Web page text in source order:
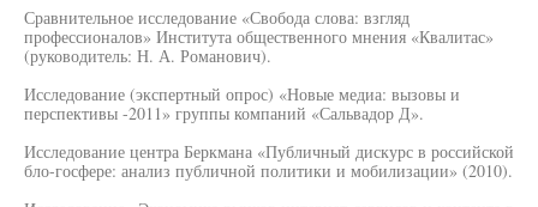
Сравнительное исследование «Свобода слова: взгляд
профессионалов» Института общественного мнения «Квалитас»
(руководитель: Н. А. Романович).
Исследование (экспертный опрос) «Новые медиа: вызовы и
перспективы -2011» группы компаний «Сальвадор Д».
Исследование центра Беркмана «Публичный дискурс в российской
бло-госфере: анализ публичной политики и мобилизации» (2010).